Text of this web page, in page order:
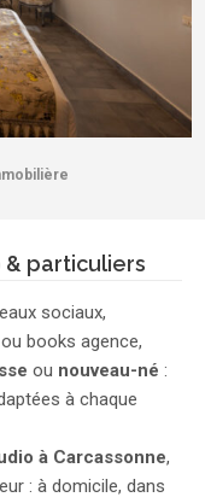
particuliers
sociaux,
books agence,
ou nouveau-né :
à chaque
à Carcassonne,
: à domicile, dans